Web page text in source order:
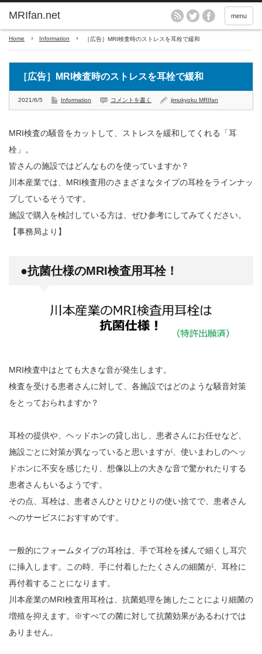
MRIfan.net menu
Home Information ［広告］MRI検査時のストレスを耳栓で緩和
［広告］MRI検査時のストレスを耳栓で緩和
2021/6/5 Information コメントを書く jimukyoku MRIfan
MRI検査の騒音をカットして、ストレスを緩和してくれる「耳
栓」。
皆さんの施設ではどんなものを使っていますか？
川本産業では、MRI検査用のさまざまなタイプの耳栓をラインナッ
プしているそうです。
施設で購入を検討している方は、ぜひ参考にしてみてください。
【事務局より】
●抗菌仕様のMRI検査用耳栓！
MRI検査中はとても大きな音が発生します。
検査を受ける患者さんに対して、各施設ではどのような騒音対策
をとっておられますか？
耳栓の提供や、ヘッドホンの貸し出し、患者さんにお任せなど、
施設ごとに対策が異なっていると思いますが、使いまわしのヘッ
ドホンに不安を感じたり、想像以上の大きな音で驚かれたりする
患者さんもいるようです。
その点、耳栓は、患者さんひとりひとりの使い捨てで、患者さん
へのサービスにおすすめです。
一般的にフォームタイプの耳栓は、手で耳栓を揉んで細くし耳穴
に挿入します。この時、手に付着したたくさんの細菌が、耳栓に
再付着することになります。
川本産業のMRI検査用耳栓は、抗菌処理を施したことにより細菌の
増殖を抑えます。※すべての菌に対して抗菌効果があるわけでは
ありません。